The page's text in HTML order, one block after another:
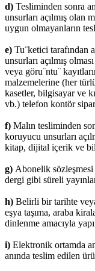
d) Tesliminden sonra
unsurları açılmış olan
uygun olmayanların
e) Tu¨ketici tarafından
unsurları açılmış
veya göru¨ntu¨
malzemelerine (her
kasetler, bilgisayar ve
vb.) telefon kontör
f) Malın tesliminden
koruyucu unsurları
kitap, dijital içerik ve
g) Abonelik sözleşmesi
dergi gibi süreli
h) Belirli bir tarihte
eşya taşıma, araba
dinlenme amacıyla
i) Elektronik ortamda
anında teslim edilen